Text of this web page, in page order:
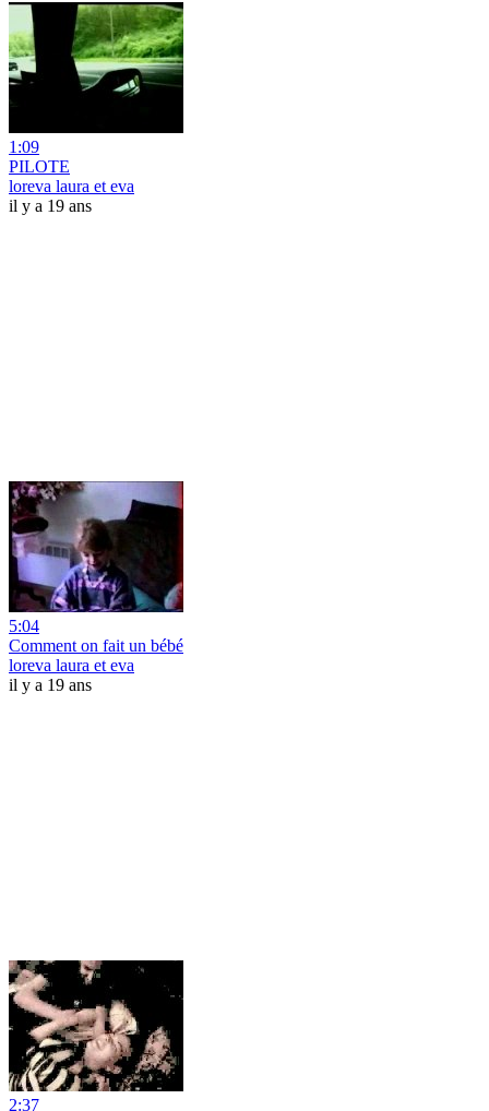
1:09
PILOTE
loreva laura et eva
il y a 19 ans
5:04
Comment on fait un bébé
loreva laura et eva
il y a 19 ans
2:37